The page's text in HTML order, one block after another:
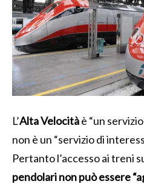
L’Alta Velocitàè “un
non è un “servizio di
Pertanto l’accesso ai treni
pendolarinon può essere